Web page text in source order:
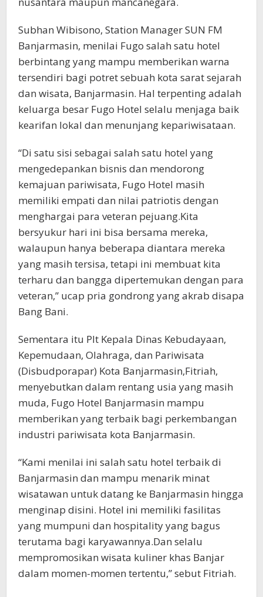
Subhan Wibisono, Station Manager SUN FM
Banjarmasin, menilai Fugo salah satu hotel
berbintang yang mampu memberikan warna
tersendiri bagi potret sebuah kota sarat sejarah
dan wisata, Banjarmasin. Hal terpenting adalah
keluarga besar Fugo Hotel selalu menjaga baik
kearifan lokal dan menunjang kepariwisataan.
“Di satu sisi sebagai salah satu hotel yang
mengedepankan bisnis dan mendorong
kemajuan pariwisata, Fugo Hotel masih
memiliki empati dan nilai patriotis dengan
menghargai para veteran pejuang.Kita
bersyukur hari ini bisa bersama mereka,
walaupun hanya beberapa diantara mereka
yang masih tersisa, tetapi ini membuat kita
terharu dan bangga dipertemukan dengan para
veteran,” ucap pria gondrong yang akrab disapa
Bang Bani.
Sementara itu Plt Kepala Dinas Kebudayaan,
Kepemudaan, Olahraga, dan Pariwisata
(Disbudporapar) Kota Banjarmasin,Fitriah,
menyebutkan dalam rentang usia yang masih
muda, Fugo Hotel Banjarmasin mampu
memberikan yang terbaik bagi perkembangan
industri pariwisata kota Banjarmasin.
“Kami menilai ini salah satu hotel terbaik di
Banjarmasin dan mampu menarik minat
wisatawan untuk datang ke Banjarmasin hingga
menginap disini. Hotel ini memiliki fasilitas
yang mumpuni dan hospitality yang bagus
terutama bagi karyawannya.Dan selalu
mempromosikan wisata kuliner khas Banjar
dalam momen-momen tertentu,” sebut Fitriah.